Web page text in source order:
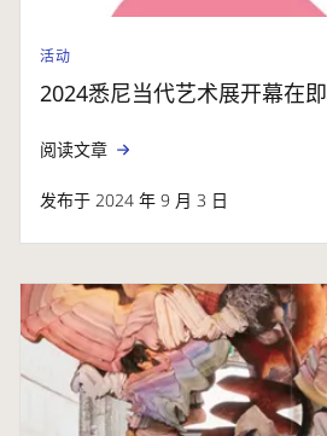
活动
2024悉尼当代艺术展开幕在即
阅读文章
发布于 2024 年 9 月 3 日